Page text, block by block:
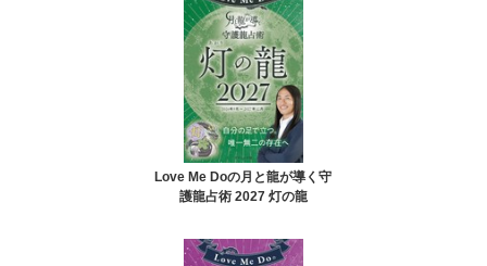
Love Me Doの月と龍が導く守
護龍占術 2027 灯の龍